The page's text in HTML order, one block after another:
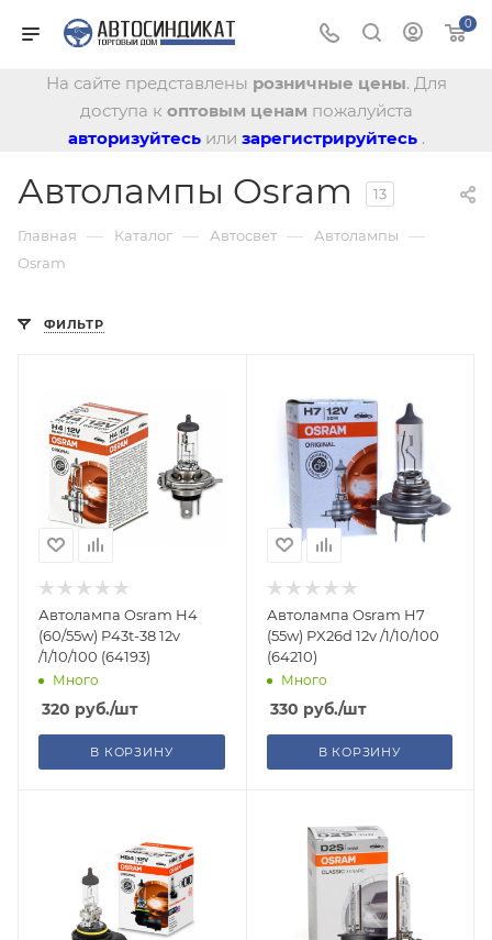
0
На сайте представлены розничные цены. Для
доступа к оптовым ценам пожалуйста
авторизуйтесь или зарегистрируйтесь .
Автолампы Osram 13
Главная — Каталог — Автосвет — Автолампы —
Osram
ФИЛЬТР
Автолампа Osram H4
(60/55w) P43t-38 12v
/1/10/100 (64193)
Много
320 руб./шт
В КОРЗИНУ
Автолампа Osram H7
(55w) PX26d 12v /1/10/100
(64210)
Много
330 руб./шт
В КОРЗИНУ